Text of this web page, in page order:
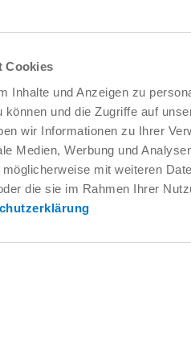
Cookies
Inhalte und Anzeigen zu
und die Zugriffe auf
wir Informationen zu Ihrer
Medien, Werbung und
mit weiteren
die sie im Rahmen Ihrer